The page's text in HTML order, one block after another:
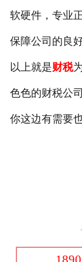
软硬件，专业
保障公司的良
以上就是财税
色色的财税公
你这边有需要